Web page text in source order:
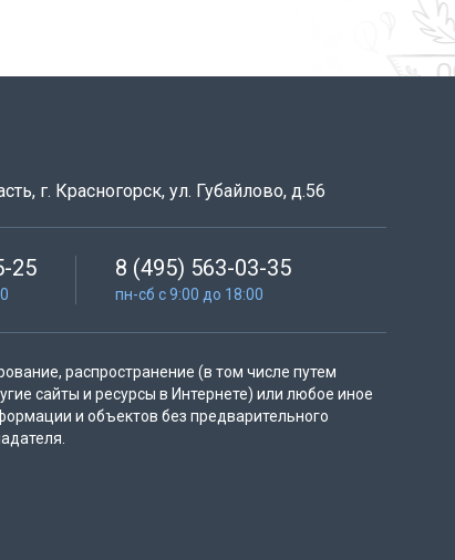
г. Красногорск, ул. Губайлово, д.56
25 8 (495) 563-03-35
пн-сб с 9:00 до 18:00
распространение (в том числе путем
сайты и ресурсы в Интернете) или любое иное
и объектов без предварительного